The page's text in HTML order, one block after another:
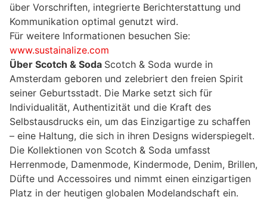
über Vorschriften, integrierte Berichterstattung und
Kommunikation optimal genutzt wird.
Für weitere Informationen besuchen Sie:
www.sustainalize.com
Über Scotch & Soda Scotch & Soda wurde in
Amsterdam geboren und zelebriert den freien Spirit
seiner Geburtsstadt. Die Marke setzt sich für
Individualität, Authentizität und die Kraft des
Selbstausdrucks ein, um das Einzigartige zu schaffen
– eine Haltung, die sich in ihren Designs widerspiegelt.
Die Kollektionen von Scotch & Soda umfasst
Herrenmode, Damenmode, Kindermode, Denim, Brillen,
Düfte und Accessoires und nimmt einen einzigartigen
Platz in der heutigen globalen Modelandschaft ein.